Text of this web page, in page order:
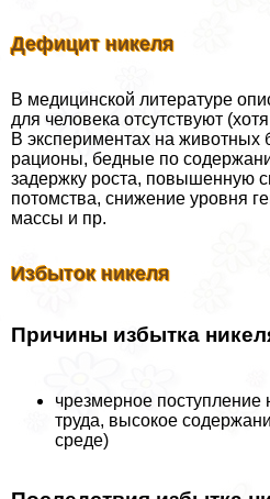
Дефицит никеля
В медицинской литературе
для человека отсутствуют
В экспериментах на животных
рационы, бедные по
задержку роста, повышенную
потомства, снижение уровня
массы и пр.
Избыток никеля
Причины избытка
чрезмерное поступление
труда, высокое
среде)